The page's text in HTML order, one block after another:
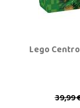
Lego
39,99